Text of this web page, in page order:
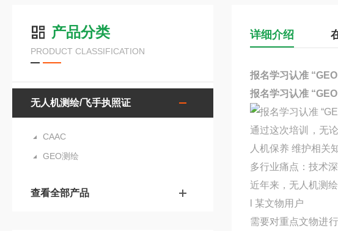
产品分类
PRODUCT CLASSIFICATION
无人机测绘/飞手执照证
CAAC
GEO测绘
查看全部产品
详细介绍
报名学习认准
报名学习认准
通过这次培训，无
人机保养 维护相关
多行业痛点：技术
近年来，无人机测
l 某文物用户
需要对重点文物进